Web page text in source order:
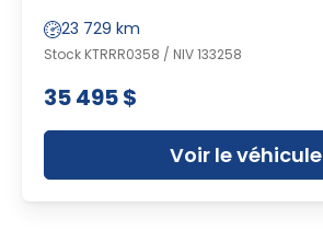
23 729 km
Stock KTRRR0358 / NIV 133258
35 495 $
Voir le véhicule